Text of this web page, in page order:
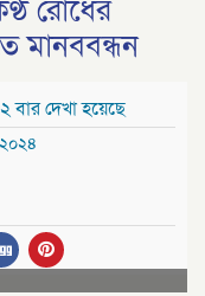
রোধের
মানববন্ধন
বার দেখা হয়েছে